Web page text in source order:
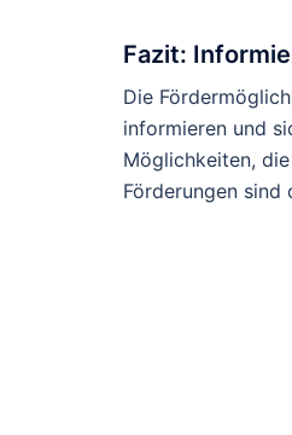
Fazit:
Die
informieren und
Möglichkeiten,
Förderungen